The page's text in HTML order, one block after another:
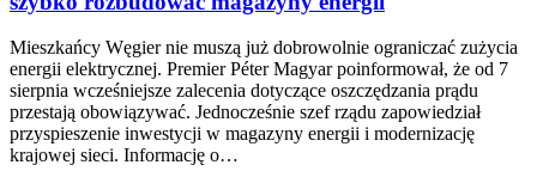
Mieszkańcy Węgier nie muszą już dobrowolnie ograniczać zużycia
energii elektrycznej. Premier Péter Magyar poinformował, że od 7
sierpnia wcześniejsze zalecenia dotyczące oszczędzania prądu
przestają obowiązywać. Jednocześnie szef rządu zapowiedział
przyspieszenie inwestycji w magazyny energii i modernizację
krajowej sieci. Informację o…